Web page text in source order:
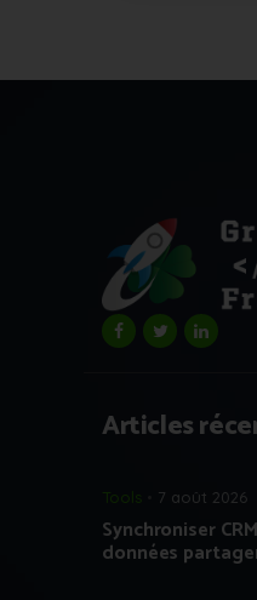
Articles
Tools 7 août 2026
Synchroniser
données